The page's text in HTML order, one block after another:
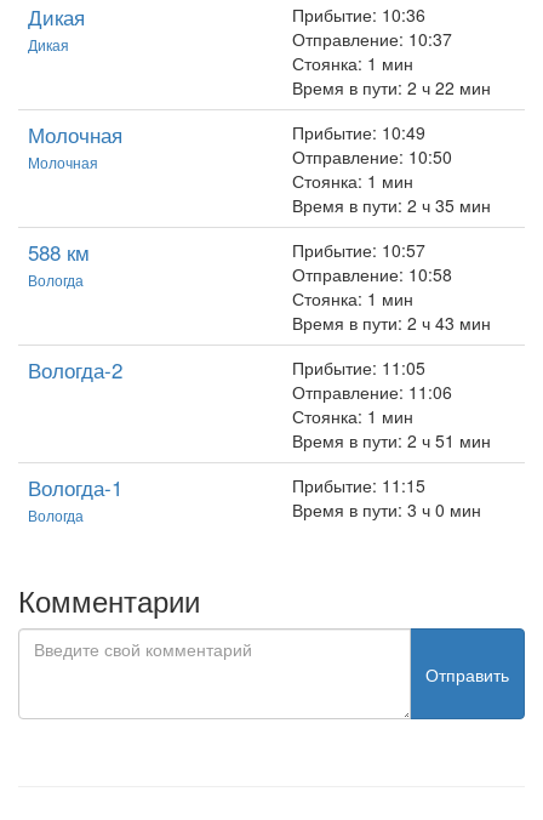
Дикая
Дикая
Прибытие: 10:36
Отправление: 10:37
Стоянка: 1 мин
Время в пути: 2 ч 22 мин
Молочная
Молочная
Прибытие: 10:49
Отправление: 10:50
Стоянка: 1 мин
Время в пути: 2 ч 35 мин
588 км
Вологда
Прибытие: 10:57
Отправление: 10:58
Стоянка: 1 мин
Время в пути: 2 ч 43 мин
Вологда-2
Прибытие: 11:05
Отправление: 11:06
Стоянка: 1 мин
Время в пути: 2 ч 51 мин
Вологда-1
Вологда
Прибытие: 11:15
Время в пути: 3 ч 0 мин
Комментарии
Отправить